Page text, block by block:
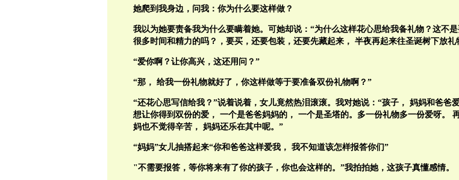
她爬到我身边，问我：你为什么要这样做？
我以为她要责备我为什么要瞒着她。可她却说：“为什么这样花心思给我备礼物？这不
很多时间和精力的吗？，要买，还要包装，还要先藏起来， 半夜再起来往圣诞树下放礼
“爱你啊？让你高兴，这还用问？”
“那， 给我一份礼物就好了，你这样做等于要准备双份礼物啊？”
“还花心思写信给我？”说着说着，女儿竟然热泪滚滚。我对她说：“孩子， 妈妈和爸爸
想让你得到双份的爱， 一个是爸爸妈妈的， 一个是圣塔的。多一份礼物多一份爱呀。
妈也不觉得辛苦， 妈妈还乐在其中呢。”
“妈妈”女儿抽搭起来“你和爸爸这样爱我， 我不知道该怎样报答你们”
"不需要报答，等你将来有了你的孩子， 你也会这样的。”我拍拍她，这孩子真懂感情。